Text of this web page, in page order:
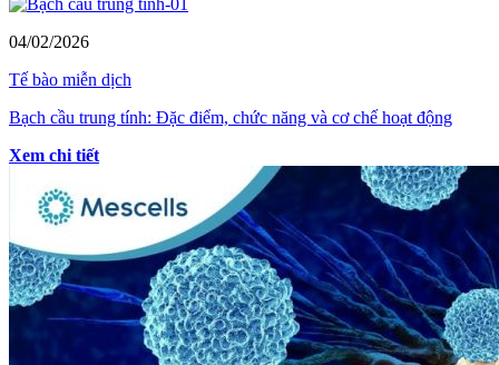
04/02/2026
Tế bào miễn dịch
Bạch cầu trung tính: Đặc điểm, chức năng và cơ chế hoạt động
Xem chi tiết